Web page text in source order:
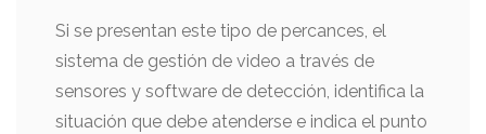
Si se presentan este tipo de percances, el
sistema de gestión de video a través de
sensores y software de detección, identifica la
situación que debe atenderse e indica el punto